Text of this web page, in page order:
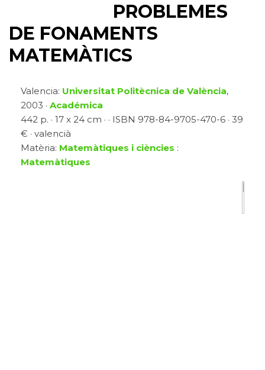
PROBLEMES
DE FONAMENTS
MATEMÀTICS
Valencia: Universitat Politècnica de València,
2003 · Académica
442 p. · 17 x 24 cm · · ISBN 978-84-9705-470-6 · 39
€ · valencià
Matèria: Matemàtiques i ciències :
Matemàtiques